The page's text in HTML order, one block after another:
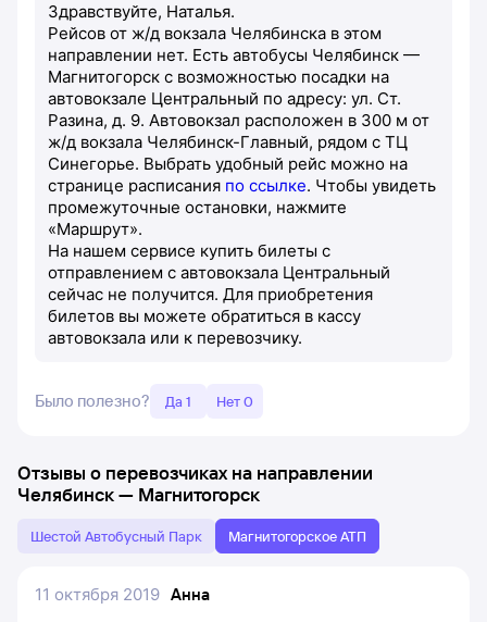
Здравствуйте, Наталья.
Рейсов от ж/д вокзала Челябинска в этом
направлении нет. Есть автобусы Челябинск —
Магнитогорск с возможностью посадки на
автовокзале Центральный по адресу: ул. Ст.
Разина, д. 9. Автовокзал расположен в 300 м от
ж/д вокзала Челябинск-Главный, рядом с ТЦ
Синегорье. Выбрать удобный рейс можно на
странице расписания по ссылке. Чтобы увидеть
промежуточные остановки, нажмите
«Маршрут».
На нашем сервисе купить билеты с
отправлением с автовокзала Центральный
сейчас не получится. Для приобретения
билетов вы можете обратиться в кассу
автовокзала или к перевозчику.
Было полезно? Да 1 Нет 0
Отзывы о перевозчиках на направлении
Челябинск— Магнитогорск
Шестой Автобусный Парк Магнитогорское АТП
11 октября 2019 Анна